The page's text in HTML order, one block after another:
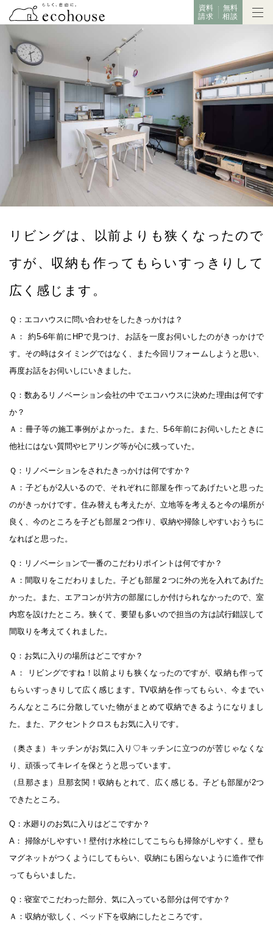
資料
請求
無料
相談
リビングは、以前よりも狭くなったので
すが、収納も作ってもらいすっきりして
広く感じます。
Ｑ：エコハウスに問い合わせをしたきっかけは？
Ａ： 約5-6年前にHPで見つけ、お話を一度お伺いしたのがきっかけで
す。その時はタイミングではなく、また今回リフォームしようと思い、
再度お話をお伺いしにいきました。
Ｑ：数あるリノベーション会社の中でエコハウスに決めた理由は何です
か？
Ａ：冊子等の施工事例がよかった。また、5-6年前にお伺いしたときに
他社にはない質問やヒアリング等が心に残っていた。
Ｑ：リノベーションをされたきっかけは何ですか？
Ａ：子どもが2人いるので、それぞれに部屋を作ってあげたいと思った
のがきっかけです。住み替えも考えたが、立地等を考えると今の場所が
良く、今のところを子ども部屋２つ作り、収納や掃除しやすいおうちに
なればと思った。
Ｑ：リノベーションで一番のこだわりポイントは何ですか？
Ａ：間取りをこだわりました。子ども部屋２つに外の光を入れてあげた
かった。また、エアコンが片方の部屋にしか付けられなかったので、室
内窓を設けたところ。狭くて、要望も多いので担当の方は試行錯誤して
間取りを考えてくれました。
Ｑ：お気に入りの場所はどこですか？
Ａ： リビングですね！以前よりも狭くなったのですが、収納も作って
もらいすっきりして広く感じます。TV収納を作ってもらい、今までい
ろんなところに分散していた物がまとめて収納できるようになりまし
た。また、アクセントクロスもお気に入りです。
（奥さま）キッチンがお気に入り♡キッチンに立つのが苦じゃなくな
り、頑張ってキレイを保とうと思っています。
（旦那さま）旦那玄関！収納もとれて、広く感じる。子ども部屋が2つ
できたところ。
Q：水廻りのお気に入りはどこですか？
A： 掃除がしやすい！壁付け水栓にしてこちらも掃除がしやすく。壁も
マグネットがつくようにしてもらい、収納にも困らないように造作で作
ってもらいました。
Ｑ：寝室でこだわった部分、気に入っている部分は何ですか？
Ａ：収納が欲しく、ベッド下を収納にしたところです。